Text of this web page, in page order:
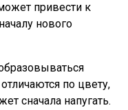
привести к
нового
по цвету,
сначала напугать.